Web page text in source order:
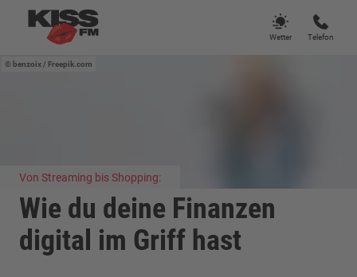
Wetter Telefon
benzoix / Freepik.com
Von Streaming bis Shopping:
Wie du deine Finanzen
digital im Griff hast